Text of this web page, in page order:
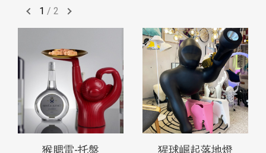
1 / 2
猴腮雷-托盤 猩球崛起落地燈